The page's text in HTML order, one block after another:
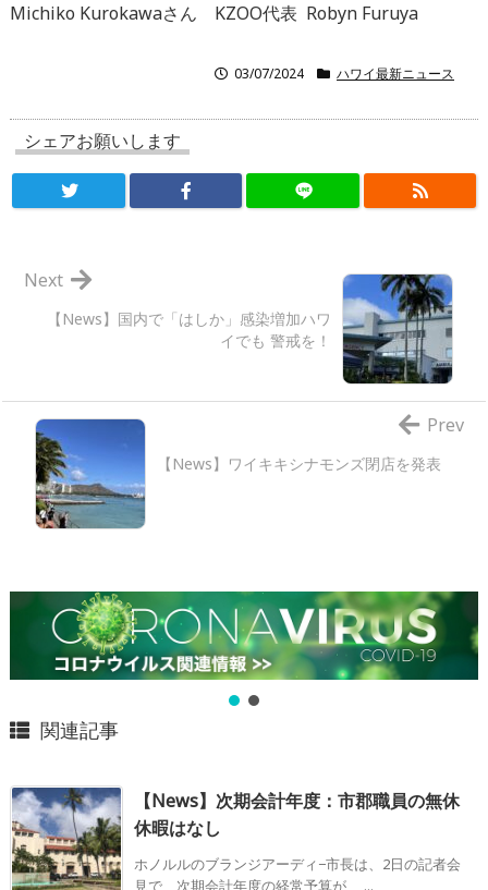
Michiko Kurokawaさん KZOO代表 Robyn Furuya
03/07/2024 ハワイ最新ニュース
シェアお願いします
【News】国内で「はしか」感染増加ハワ
イでも 警戒を！
Next
【News】ワイキキシナモンズ閉店を発表
Prev
関連記事
【News】次期会計年度：市郡職員の無休
休暇はなし
ホノルルのブランジアーディ−市長は、2日の記者会
見で、次期会計年度の経常予算が、 ...